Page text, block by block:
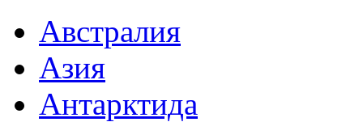
Австралия
Азия
Антарктида